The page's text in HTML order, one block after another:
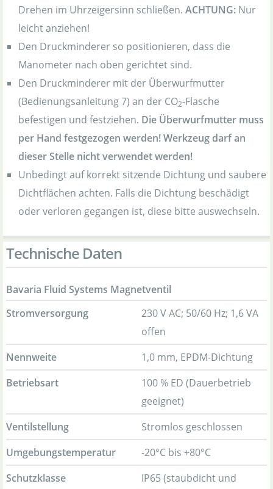
Drehen im Uhrzeigersinn schließen. ACHTUNG: Nur
leicht anziehen!
Den Druckminderer so positionieren, dass die
Manometer nach oben gerichtet sind.
Den Druckminderer mit der Überwurfmutter
(Bedienungsanleitung 7) an der CO2-Flasche
befestigen und festziehen. Die Überwurfmutter muss
per Hand festgezogen werden! Werkzeug darf an
dieser Stelle nicht verwendet werden!
Unbedingt auf korrekt sitzende Dichtung und saubere
Dichtflächen achten. Falls die Dichtung beschädigt
oder verloren gegangen ist, diese bitte auswechseln.
Technische Daten
Bavaria Fluid Systems Magnetventil
Stromversorgung
230 V AC; 50/60 Hz; 1,6 VA
offen
Nennweite
1,0 mm, EPDM-Dichtung
Betriebsart
100 % ED (Dauerbetrieb
geeignet)
Ventilstellung
Stromlos geschlossen
Umgebungstemperatur
-20°C bis +80°C
Schutzklasse
IP65 (staubdicht und